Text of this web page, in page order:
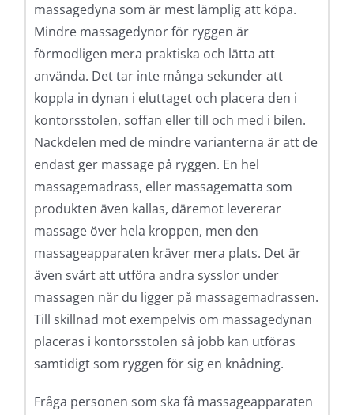
massagedyna som är mest lämplig att köpa.
Mindre massagedynor för ryggen är
förmodligen mera praktiska och lätta att
använda. Det tar inte många sekunder att
koppla in dynan i eluttaget och placera den i
kontorsstolen, soffan eller till och med i bilen.
Nackdelen med de mindre varianterna är att de
endast ger massage på ryggen. En hel
massagemadrass, eller massagematta som
produkten även kallas, däremot levererar
massage över hela kroppen, men den
massageapparaten kräver mera plats. Det är
även svårt att utföra andra sysslor under
massagen när du ligger på massagemadrassen.
Till skillnad mot exempelvis om massagedynan
placeras i kontorsstolen så jobb kan utföras
samtidigt som ryggen för sig en knådning.
Fråga personen som ska få massageapparaten